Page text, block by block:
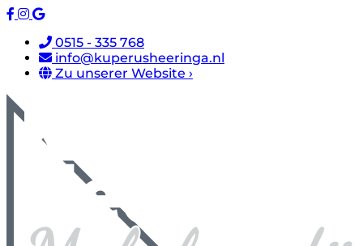
0515 - 335 768
info@kuperusheeringa.nl
Zu unserer Website ›